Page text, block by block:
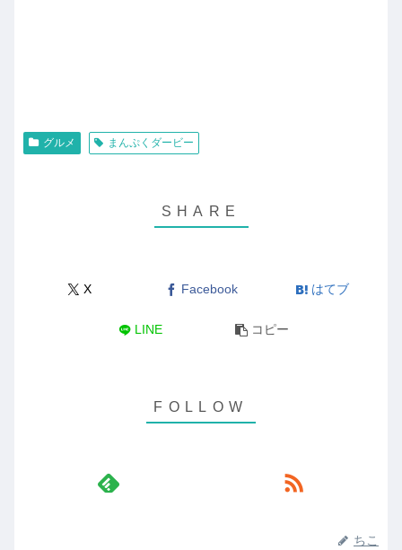
グルメ まんぷくダービー
X Facebook はてブ
LINE コピー
ちこ